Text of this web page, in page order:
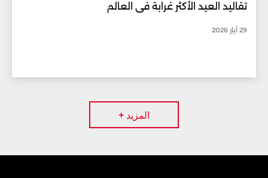
تقاليد العيد الأكثر غرابة في العالم
29 أيار 2026
المزيد +